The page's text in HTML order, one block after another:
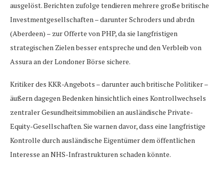
ausgelöst. Berichten zufolge tendieren mehrere große britische
Investmentgesellschaften – darunter Schroders und abrdn
(Aberdeen) – zur Offerte von PHP, da sie langfristigen
strategischen Zielen besser entspreche und den Verbleib von
Assura an der Londoner Börse sichere.
Kritiker des KKR-Angebots – darunter auch britische Politiker –
äußern dagegen Bedenken hinsichtlich eines Kontrollwechsels
zentraler Gesundheitsimmobilien an ausländische Private-
Equity-Gesellschaften. Sie warnen davor, dass eine langfristige
Kontrolle durch ausländische Eigentümer dem öffentlichen
Interesse an NHS-Infrastrukturen schaden könnte.